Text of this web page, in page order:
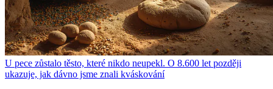
U pece zůstalo těsto, které nikdo neupekl. O 8.600 let později
ukazuje, jak dávno jsme znali kváskování